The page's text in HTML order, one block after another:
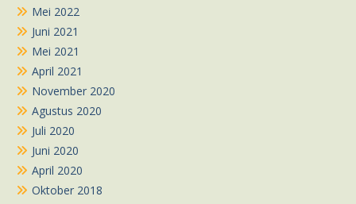
Mei 2022
Juni 2021
Mei 2021
April 2021
November 2020
Agustus 2020
Juli 2020
Juni 2020
April 2020
Oktober 2018